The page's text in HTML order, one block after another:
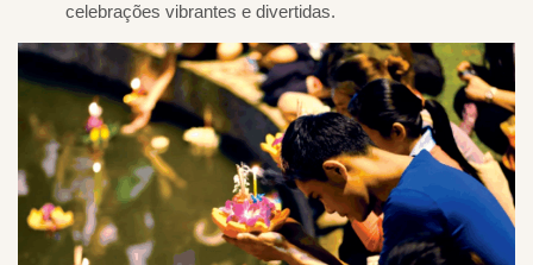
celebrações vibrantes e divertidas.